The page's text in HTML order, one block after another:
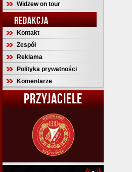
Widzew on tour
REDAKCJA
Kontakt
Zespół
Reklama
Polityka prywatności
Komentarze
PRZYJACIELE